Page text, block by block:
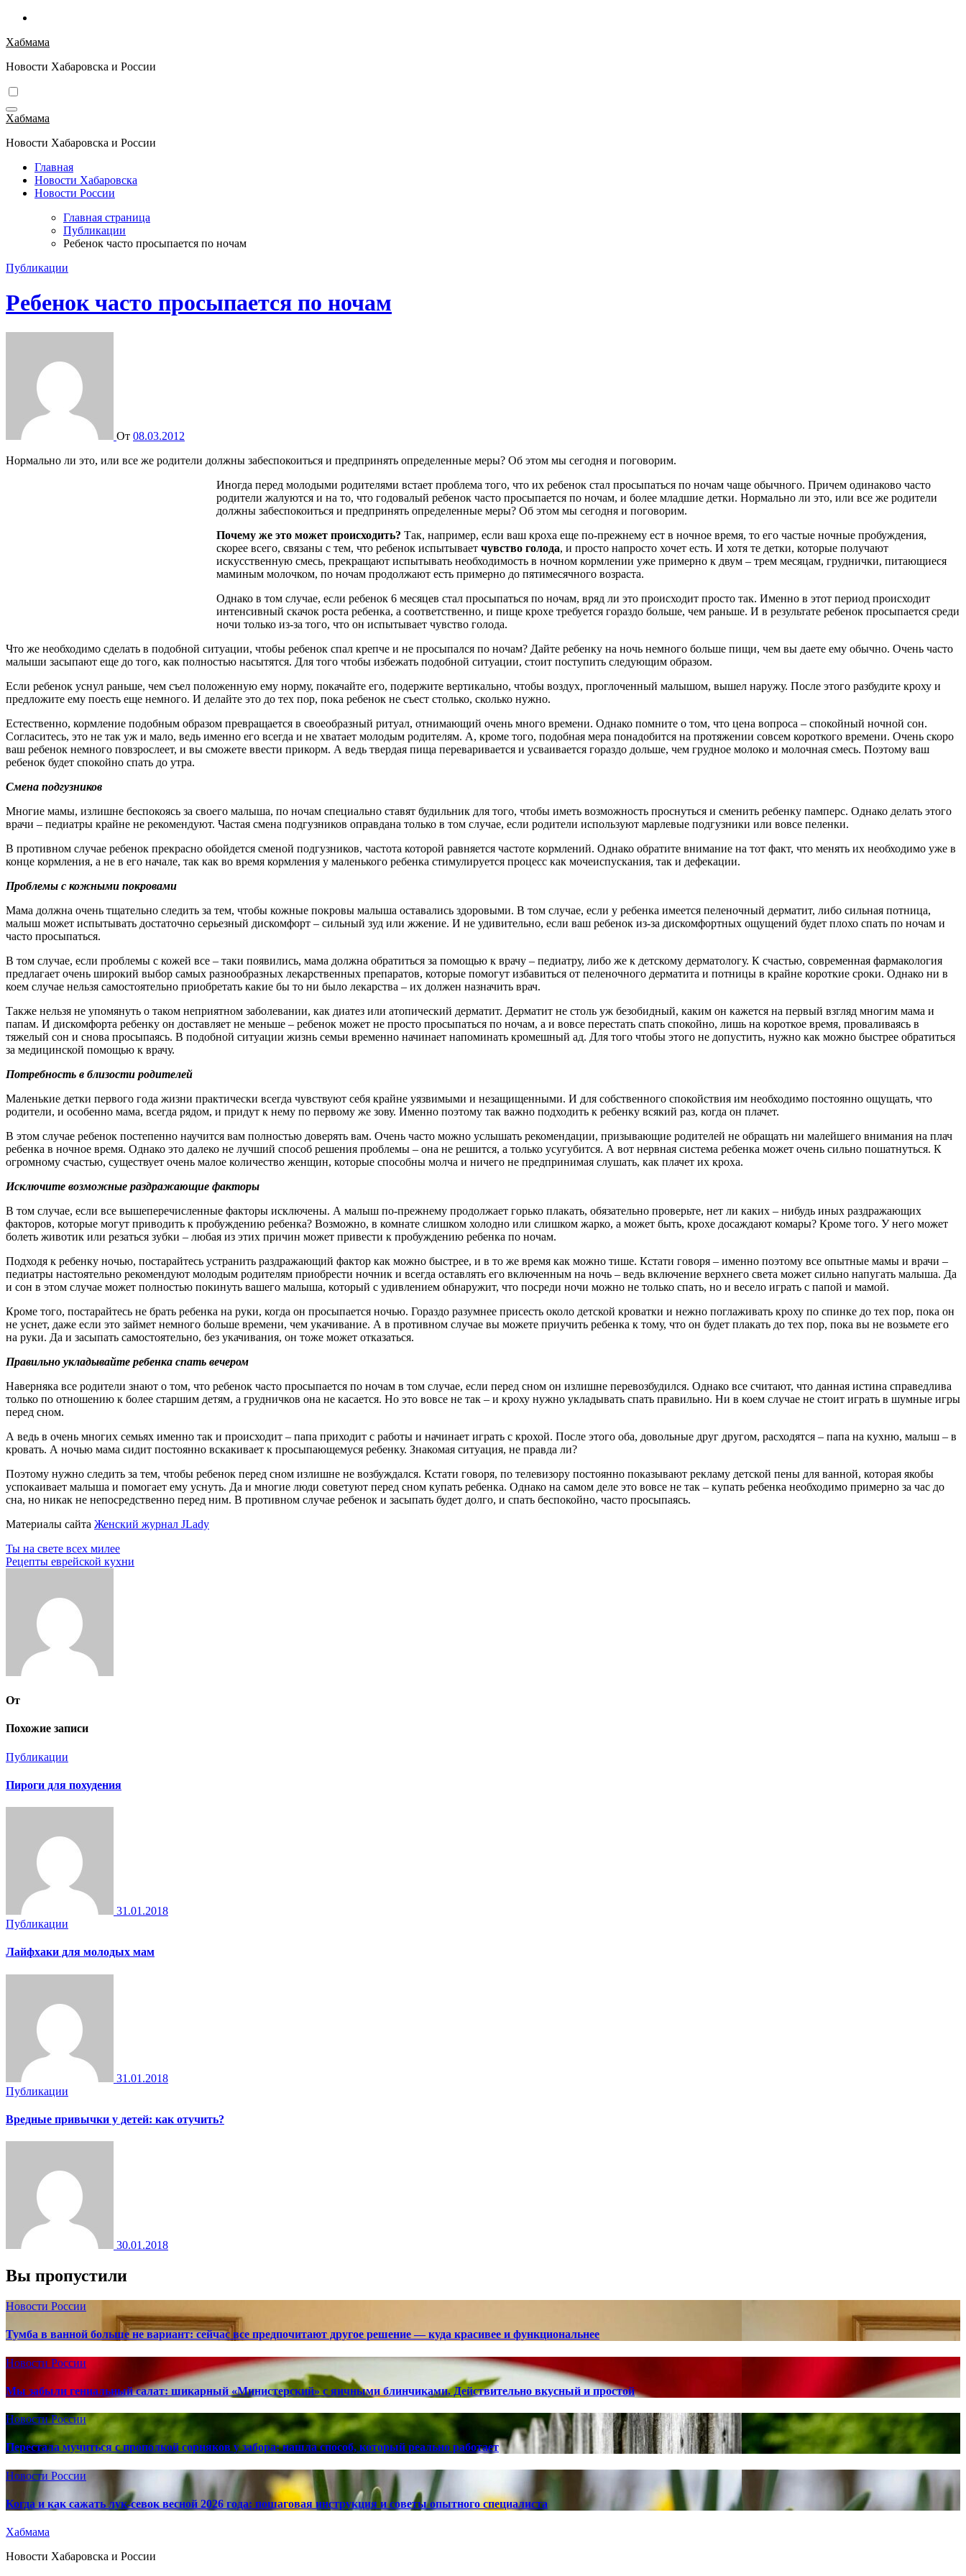
Перейти
содержимому
Хабмама
Новости Хабаровска и России
Хабмама
Новости Хабаровска и России
Главная
Новости Хабаровска
Новости России
Главная страница
Публикации
Ребенок часто просыпается по ночам
Публикации
Ребенок часто просыпается по ночам
От 08.03.2012
Нормально ли это, или все же родители должны забеспокоиться и предпринять определенные меры? Об этом мы сегодня и поговорим.
Иногда перед молодыми родителями встает проблема того, что их ребенок стал просыпаться по ночам чаще обычного. Причем одинаково часто
родители жалуются и на то, что годовалый ребенок часто просыпается по ночам, и более младшие детки. Нормально ли это, или все же родители
должны забеспокоиться и предпринять определенные меры? Об этом мы сегодня и поговорим.
Почему же это может происходить? Так, например, если ваш кроха еще по-прежнему ест в ночное время, то его частые ночные пробуждения,
скорее всего, связаны с тем, что ребенок испытывает чувство голода, и просто напросто хочет есть. И хотя те детки, которые получают
искусственную смесь, прекращают испытывать необходимость в ночном кормлении уже примерно к двум – трем месяцам, груднички, питающиеся
маминым молочком, по ночам продолжают есть примерно до пятимесячного возраста.
Однако в том случае, если ребенок 6 месяцев стал просыпаться по ночам, вряд ли это происходит просто так. Именно в этот период происходит
интенсивный скачок роста ребенка, а соответственно, и пище крохе требуется гораздо больше, чем раньше. И в результате ребенок просыпается среди
ночи только из-за того, что он испытывает чувство голода.
Что же необходимо сделать в подобной ситуации, чтобы ребенок спал крепче и не просыпался по ночам? Дайте ребенку на ночь немного больше пищи, чем вы даете ему обычно. Очень часто
малыши засыпают еще до того, как полностью насытятся. Для того чтобы избежать подобной ситуации, стоит поступить следующим образом.
Если ребенок уснул раньше, чем съел положенную ему норму, покачайте его, подержите вертикально, чтобы воздух, проглоченный малышом, вышел наружу. После этого разбудите кроху и
предложите ему поесть еще немного. И делайте это до тех пор, пока ребенок не съест столько, сколько нужно.
Естественно, кормление подобным образом превращается в своеобразный ритуал, отнимающий очень много времени. Однако помните о том, что цена вопроса – спокойный ночной сон.
Согласитесь, это не так уж и мало, ведь именно его всегда и не хватает молодым родителям. А, кроме того, подобная мера понадобится на протяжении совсем короткого времени. Очень скоро
ваш ребенок немного повзрослеет, и вы сможете ввести прикорм. А ведь твердая пища переваривается и усваивается гораздо дольше, чем грудное молоко и молочная смесь. Поэтому ваш
ребенок будет спокойно спать до утра.
Смена подгузников
Многие мамы, излишне беспокоясь за своего малыша, по ночам специально ставят будильник для того, чтобы иметь возможность проснуться и сменить ребенку памперс. Однако делать этого
врачи – педиатры крайне не рекомендуют. Частая смена подгузников оправдана только в том случае, если родители используют марлевые подгузники или вовсе пеленки.
В противном случае ребенок прекрасно обойдется сменой подгузников, частота которой равняется частоте кормлений. Однако обратите внимание на тот факт, что менять их необходимо уже в
конце кормления, а не в его начале, так как во время кормления у маленького ребенка стимулируется процесс как мочеиспускания, так и дефекации.
Проблемы с кожными покровами
Мама должна очень тщательно следить за тем, чтобы кожные покровы малыша оставались здоровыми. В том случае, если у ребенка имеется пеленочный дерматит, либо сильная потница,
малыш может испытывать достаточно серьезный дискомфорт – сильный зуд или жжение. И не удивительно, если ваш ребенок из-за дискомфортных ощущений будет плохо спать по ночам и
часто просыпаться.
В том случае, если проблемы с кожей все – таки появились, мама должна обратиться за помощью к врачу – педиатру, либо же к детскому дерматологу. К счастью, современная фармакология
предлагает очень широкий выбор самых разнообразных лекарственных препаратов, которые помогут избавиться от пеленочного дерматита и потницы в крайне короткие сроки. Однако ни в
коем случае нельзя самостоятельно приобретать какие бы то ни было лекарства – их должен назначить врач.
Также нельзя не упомянуть о таком неприятном заболевании, как диатез или атопический дерматит. Дерматит не столь уж безобидный, каким он кажется на первый взгляд многим мама и
папам. И дискомфорта ребенку он доставляет не меньше – ребенок может не просто просыпаться по ночам, а и вовсе перестать спать спокойно, лишь на короткое время, проваливаясь в
тяжелый сон и снова просыпаясь. В подобной ситуации жизнь семьи временно начинает напоминать кромешный ад. Для того чтобы этого не допустить, нужно как можно быстрее обратиться
за медицинской помощью к врачу.
Потребность в близости родителей
Маленькие детки первого года жизни практически всегда чувствуют себя крайне уязвимыми и незащищенными. И для собственного спокойствия им необходимо постоянно ощущать, что
родители, и особенно мама, всегда рядом, и придут к нему по первому же зову. Именно поэтому так важно подходить к ребенку всякий раз, когда он плачет.
В этом случае ребенок постепенно научится вам полностью доверять вам. Очень часто можно услышать рекомендации, призывающие родителей не обращать ни малейшего внимания на плач
ребенка в ночное время. Однако это далеко не лучший способ решения проблемы – она не решится, а только усугубится. А вот нервная система ребенка может очень сильно пошатнуться. К
огромному счастью, существует очень малое количество женщин, которые способны молча и ничего не предпринимая слушать, как плачет их кроха.
Исключите возможные раздражающие факторы
В том случае, если все вышеперечисленные факторы исключены. А малыш по-прежнему продолжает горько плакать, обязательно проверьте, нет ли каких – нибудь иных раздражающих
факторов, которые могут приводить к пробуждению ребенка? Возможно, в комнате слишком холодно или слишком жарко, а может быть, крохе досаждают комары? Кроме того. У него может
болеть животик или резаться зубки – любая из этих причин может привести к пробуждению ребенка по ночам.
Подходя к ребенку ночью, постарайтесь устранить раздражающий фактор как можно быстрее, и в то же время как можно тише. Кстати говоря – именно поэтому все опытные мамы и врачи –
педиатры настоятельно рекомендуют молодым родителям приобрести ночник и всегда оставлять его включенным на ночь – ведь включение верхнего света может сильно напугать малыша. Да
и сон в этом случае может полностью покинуть вашего малыша, который с удивлением обнаружит, что посреди ночи можно не только спать, но и весело играть с папой и мамой.
Кроме того, постарайтесь не брать ребенка на руки, когда он просыпается ночью. Гораздо разумнее присесть около детской кроватки и нежно поглаживать кроху по спинке до тех пор, пока он
не уснет, даже если это займет немного больше времени, чем укачивание. А в противном случае вы можете приучить ребенка к тому, что он будет плакать до тех пор, пока вы не возьмете его
на руки. Да и засыпать самостоятельно, без укачивания, он тоже может отказаться.
Правильно укладывайте ребенка спать вечером
Наверняка все родители знают о том, что ребенок часто просыпается по ночам в том случае, если перед сном он излишне перевозбудился. Однако все считают, что данная истина справедлива
только по отношению к более старшим детям, а грудничков она не касается. Но это вовсе не так – и кроху нужно укладывать спать правильно. Ни в коем случае не стоит играть в шумные игры
перед сном.
А ведь в очень многих семьях именно так и происходит – папа приходит с работы и начинает играть с крохой. После этого оба, довольные друг другом, расходятся – папа на кухню, малыш – в
кровать. А ночью мама сидит постоянно вскакивает к просыпающемуся ребенку. Знакомая ситуация, не правда ли?
Поэтому нужно следить за тем, чтобы ребенок перед сном излишне не возбуждался. Кстати говоря, по телевизору постоянно показывают рекламу детской пены для ванной, которая якобы
успокаивает малыша и помогает ему уснуть. Да и многие люди советуют перед сном купать ребенка. Однако на самом деле это вовсе не так – купать ребенка необходимо примерно за час до
сна, но никак не непосредственно перед ним. В противном случае ребенок и засыпать будет долго, и спать беспокойно, часто просыпаясь.
Материалы сайта Женский журнал JLady
Навигация
по
Ты на свете всех милее
Рецепты еврейской кухни
От
Похожие записи
Публикации
Пироги для похудения
31.01.2018
Публикации
Лайфхаки для молодых мам
31.01.2018
Публикации
Вредные привычки у детей: как отучить?
30.01.2018
Вы пропустили
Новости России
Тумба в ванной больше не вариант: сейчас все предпочитают другое решение — куда красивее и функциональнее
Новости России
Мы забыли гениальный салат: шикарный «Министерский» с яичными блинчиками. Действительно вкусный и простой
Новости России
Перестала мучиться с прополкой сорняков у забора: нашла способ, который реально работает
Новости России
Когда и как сажать лук-севок весной 2026 года: пошаговая инструкция и советы опытного специалиста
Хабмама
Новости Хабаровска и России